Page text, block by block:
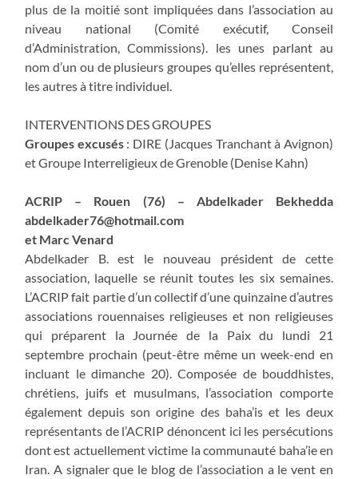
plus de la moitié sont impliquées dans l’association au
niveau national (Comité exécutif, Conseil
d’Administration, Commissions). les unes parlant au
nom d’un ou de plusieurs groupes qu’elles représentent,
les autres à titre individuel.
INTERVENTIONS DES GROUPES
Groupes excusés: DIRE (Jacques Tranchant à Avignon)
et Groupe Interreligieux de Grenoble (Denise Kahn)
ACRIP – Rouen (76) – Abdelkader Bekhedda
abdelkader76@hotmail.com
et Marc Venard
Abdelkader B. est le nouveau président de cette
association, laquelle se réunit toutes les six semaines.
L’ACRIP fait partie d’un collectif d’une quinzaine d’autres
associations rouennaises religieuses et non religieuses
qui préparent la Journée de la Paix du lundi 21
septembre prochain (peut-être même un week-end en
incluant le dimanche 20). Composée de bouddhistes,
chrétiens, juifs et musulmans, l’association comporte
également depuis son origine des baha’is et les deux
représentants de l’ACRIP dénoncent ici les persécutions
dont est actuellement victime la communauté baha’ie en
Iran. A signaler que le blog de l’association a le vent en